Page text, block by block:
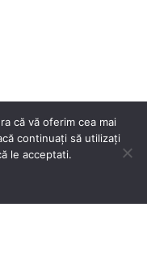
că vă oferim cea mai
continuați să utilizați
le acceptati.